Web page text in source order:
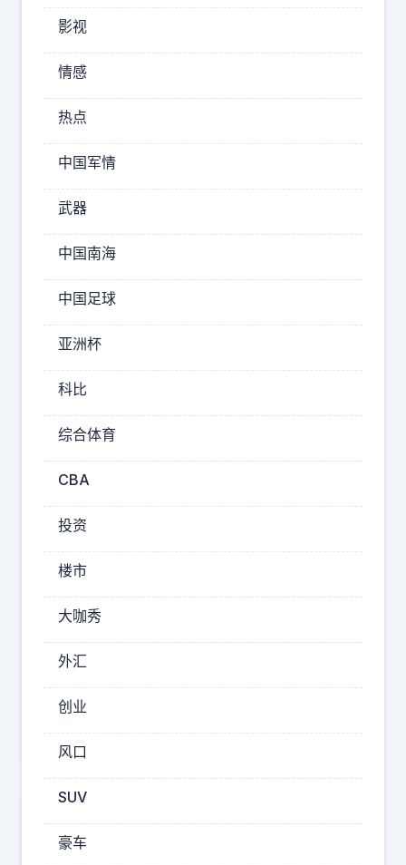
科
学
场
比
分
、
红
、
球
节
奏
一
样
，
让
梅
西
、
姆
巴
佩
亚
尔
你
晓
。
，
他
们
的
2026-
14:30
员
的
冠
影视
情感
热点
中国军情
武器
中国南海
中国足球
亚洲杯
科比
综合体育
CBA
投资
楼市
大咖秀
外汇
创业
风口
SUV
豪车